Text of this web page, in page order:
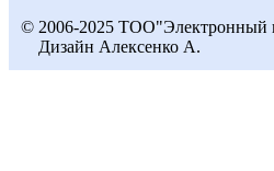
© 2006-2025 ТОО"Электронный
Дизайн Алексенко А.